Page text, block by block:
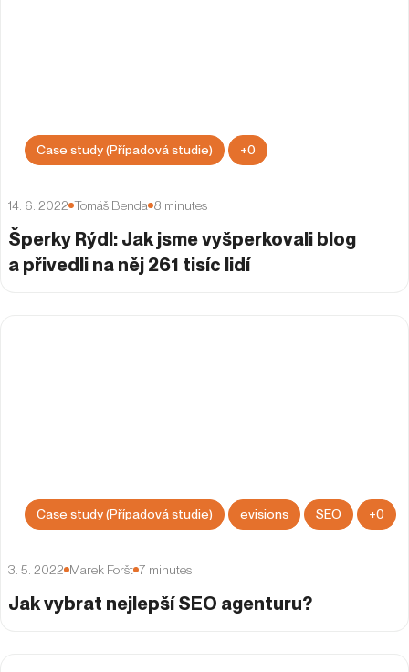
14. 6. 2022 Tomáš Benda 8 minutes
Šperky Rýdl: Jak jsme vyšperkovali blog
a přivedli na něj 261 tisíc lidí
Case study (Případová studie) +0
3. 5. 2022 Marek Foršt 7 minutes
Jak vybrat nejlepší SEO agenturu?
Case study (Případová studie) evisions SEO +0